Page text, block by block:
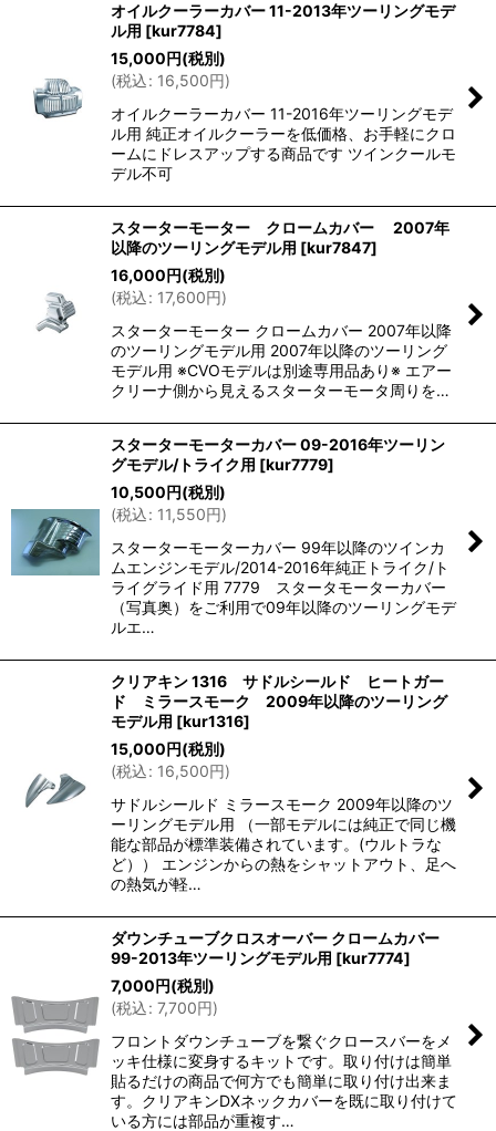
オイルクーラーカバー 11-2013年ツーリングモデ
ル用 [kur7784]
15,000円(税別)
(税込: 16,500円)
オイルクーラーカバー 11-2016年ツーリングモデ
ル用 純正オイルクーラーを低価格、お手軽にクロ
ームにドレスアップする商品です ツインクールモ
デル不可
スターターモーター クロームカバー 2007年
以降のツーリングモデル用 [kur7847]
16,000円(税別)
(税込: 17,600円)
スターターモーター クロームカバー 2007年以降
のツーリングモデル用 2007年以降のツーリング
モデル用 ※CVOモデルは別途専用品あり※ エアー
クリーナ側から見えるスターターモータ周りを…
スターターモーターカバー 09-2016年ツーリン
グモデル/トライク用 [kur7779]
10,500円(税別)
(税込: 11,550円)
スターターモーターカバー 99年以降のツインカ
ムエンジンモデル/2014-2016年純正トライク/ト
ライグライド用 7779 スタータモーターカバー
（写真奥）をご利用で09年以降のツーリングモデ
ルエ…
クリアキン 1316 サドルシールド ヒートガー
ド ミラースモーク 2009年以降のツーリング
モデル用 [kur1316]
15,000円(税別)
(税込: 16,500円)
サドルシールド ミラースモーク 2009年以降のツ
ーリングモデル用 （一部モデルには純正で同じ機
能な部品が標準装備されています。(ウルトラな
ど）） エンジンからの熱をシャットアウト、足へ
の熱気が軽…
ダウンチューブクロスオーバー クロームカバー
99-2013年ツーリングモデル用 [kur7774]
7,000円(税別)
(税込: 7,700円)
フロントダウンチューブを繋ぐクロースバーをメ
ッキ仕様に変身するキットです。取り付けは簡単
貼るだけの商品で何方でも簡単に取り付け出来ま
す。クリアキンDXネックカバーを既に取り付けて
いる方には部品が重複す…